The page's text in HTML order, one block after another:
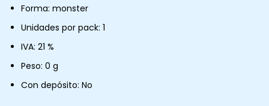
Forma: monster
Unidades por pack: 1
IVA: 21 %
Peso: 0 g
Con depósito: No